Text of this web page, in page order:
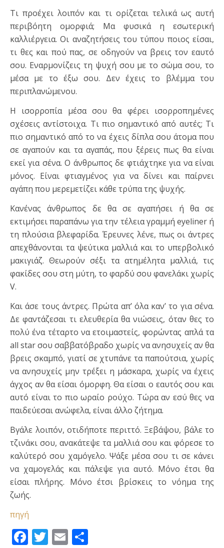
Τι προέχει λοιπόν και τι ορίζεται τελικά ως αυτή
περιβόητη ομορφιά; Μα φυσικά η εσωτερική
καλλιέργεια. Οι αναζητήσεις του τύπου ποιος είσαι,
τι θες και πού πας, σε οδηγούν να βρεις τον εαυτό
σου. Εναρμονίζεις τη ψυχή σου με το σώμα σου, το
μέσα με το έξω σου. Δεν έχεις το βλέμμα του
περιπλανώμενου.
Η ισορροπία μέσα σου θα φέρει ισορροπημένες
σχέσεις αντίστοιχα. Τι πιο σημαντικό από αυτές; Τι
πιο σημαντικό από το να έχεις δίπλα σου άτομα που
σε αγαπούν και τα αγαπάς, που ξέρεις πως θα είναι
εκεί για σένα. Ο άνθρωπος δε φτιάχτηκε για να είναι
μόνος. Είναι φτιαγμένος για να δίνει και παίρνει
αγάπη που μερεμετίζει κάθε τρύπα της ψυχής.
Κανένας άνθρωπος δε θα σε αγαπήσει ή θα σε
εκτιμήσει παραπάνω για την τέλεια γραμμή eyeliner ή
τη πλούσια βλεφαρίδα. Έρευνες λένε, πως οι άντρες
απεχθάνονται τα ψεύτικα μαλλιά και το υπερβολικό
μακιγιάζ. Θεωρούν σέξι τα ατημέλητα μαλλιά, τις
φακίδες σου στη μύτη, το φαρδύ σου φανελάκι χωρίς
V.
Και άσε τους άντρες. Πρώτα απ’ όλα καν’ το για σένα.
Δε φαντάζεσαι τι ελευθερία θα νιώσεις, όταν θες το
πολύ ένα τέταρτο να ετοιμαστείς, φορώντας απλά τα
all star σου σαββατόβραδο χωρίς να ανησυχείς αν θα
βρεις σκαμπό, γιατί σε χτυπάνε τα παπούτσια, χωρίς
να ανησυχείς μην τρέξει η μάσκαρα, χωρίς να έχεις
άγχος αν θα είσαι όμορφη. Θα είσαι ο εαυτός σου και
αυτό είναι το πιο ωραίο ρούχο. Τώρα αν εσύ θες να
παιδεύεσαι ανώφελα, είναι άλλο ζήτημα.
Βγάλε λοιπόν, οτιδήποτε περιττό. Ξεβάψου, βάλε το
τζινάκι σου, ανακάτεψε τα μαλλιά σου και φόρεσε το
καλύτερό σου χαμόγελο. Ψάξε μέσα σου τι σε κάνει
να χαμογελάς και πάλεψε για αυτό. Μόνο έτσι θα
είσαι πλήρης. Μόνο έτσι βρίσκεις το νόημα της
ζωής.
πηγή
Facebook
Twitter
Email